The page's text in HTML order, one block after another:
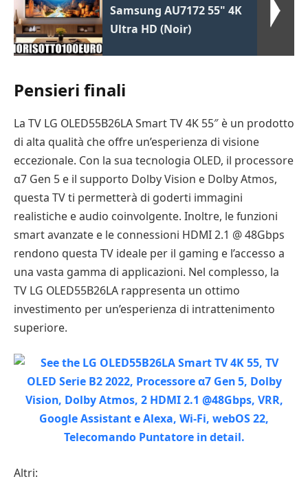
Samsung AU7172 55" 4K
Ultra HD (Noir)
Pensieri finali
La TV LG OLED55B26LA Smart TV 4K 55″ è un prodotto
di alta qualità che offre un’esperienza di visione
eccezionale. Con la sua tecnologia OLED, il processore
α7 Gen 5 e il supporto Dolby Vision e Dolby Atmos,
questa TV ti permetterà di goderti immagini
realistiche e audio coinvolgente. Inoltre, le funzioni
smart avanzate e le connessioni HDMI 2.1 @ 48Gbps
rendono questa TV ideale per il gaming e l’accesso a
una vasta gamma di applicazioni. Nel complesso, la
TV LG OLED55B26LA rappresenta un ottimo
investimento per un’esperienza di intrattenimento
superiore.
Altri: